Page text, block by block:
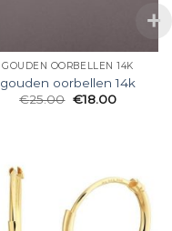
GOUDEN OORBELLEN 14K
gouden oorbellen 14k
€25.00 €18.00